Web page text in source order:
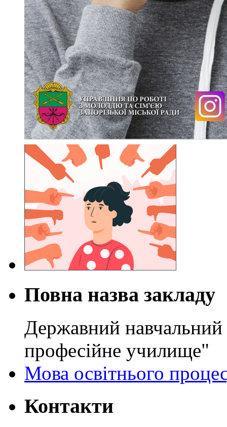
Повна назва закладу
Державний навчальний
професійне училище"
Мова освітнього
Контакти